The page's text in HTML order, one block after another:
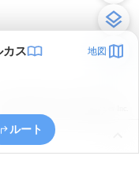
ス 地図
ルート